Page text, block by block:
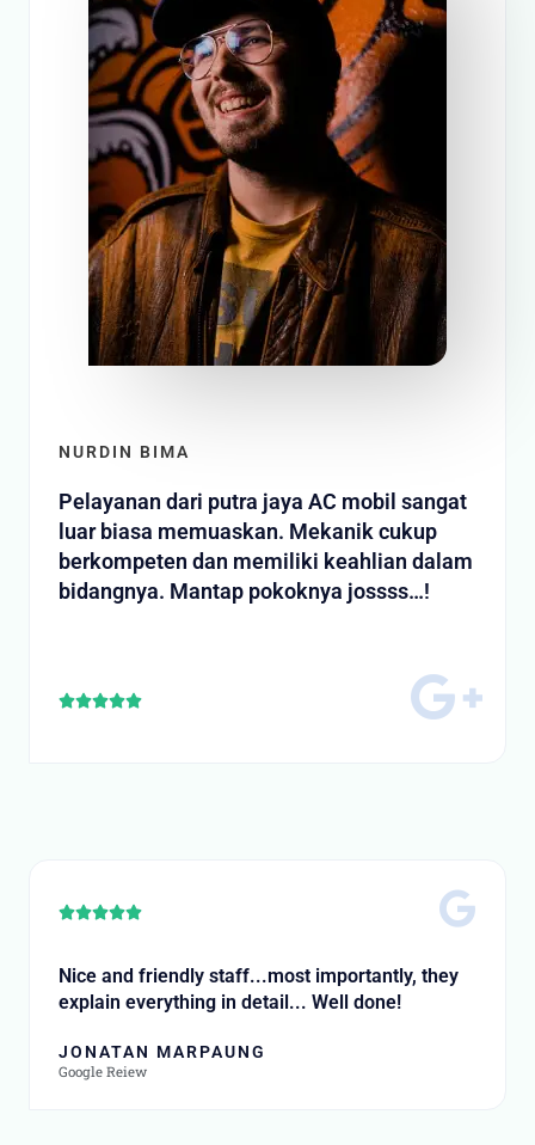
NURDIN BIMA
Pelayanan dari putra jaya AC mobil sangat
luar biasa memuaskan. Mekanik cukup
berkompeten dan memiliki keahlian dalam
bidangnya. Mantap pokoknya jossss…!
Rated
Rated
Nice and friendly staff...most importantly, they
explain everything in detail... Well done!
JONATAN MARPAUNG
Google Reiew